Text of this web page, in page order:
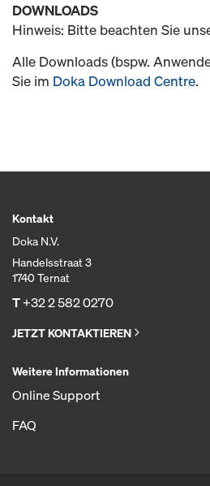
DOWNLOADS
Hinweis: Bitte beachten Sie
Alle Downloads (bspw.
Sie im Doka Download Centre.
Kontakt
Doka N.V.
Handelsstraat 3
1740 Ternat
T+32 2 582 0270
JETZT KONTAKTIEREN
Weitere Informationen
Online Support
FAQ